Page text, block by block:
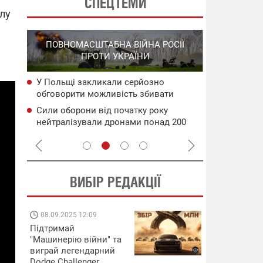
ПОВНОМАСШТАБНА ВІЙНА РОСІЇ
ПРОТИ УКРАЇНИ
У Польщі закликали серйозно
обговорити можливість збивати
російські ракети ще над Україною
Сили оборони від початку року
нейтралізували дронами понад 200
ВИБІР РЕДАКЦІЇ
08.09.2025 12:09
Підтримай
"Машинерію війни" та
виграй легендарний